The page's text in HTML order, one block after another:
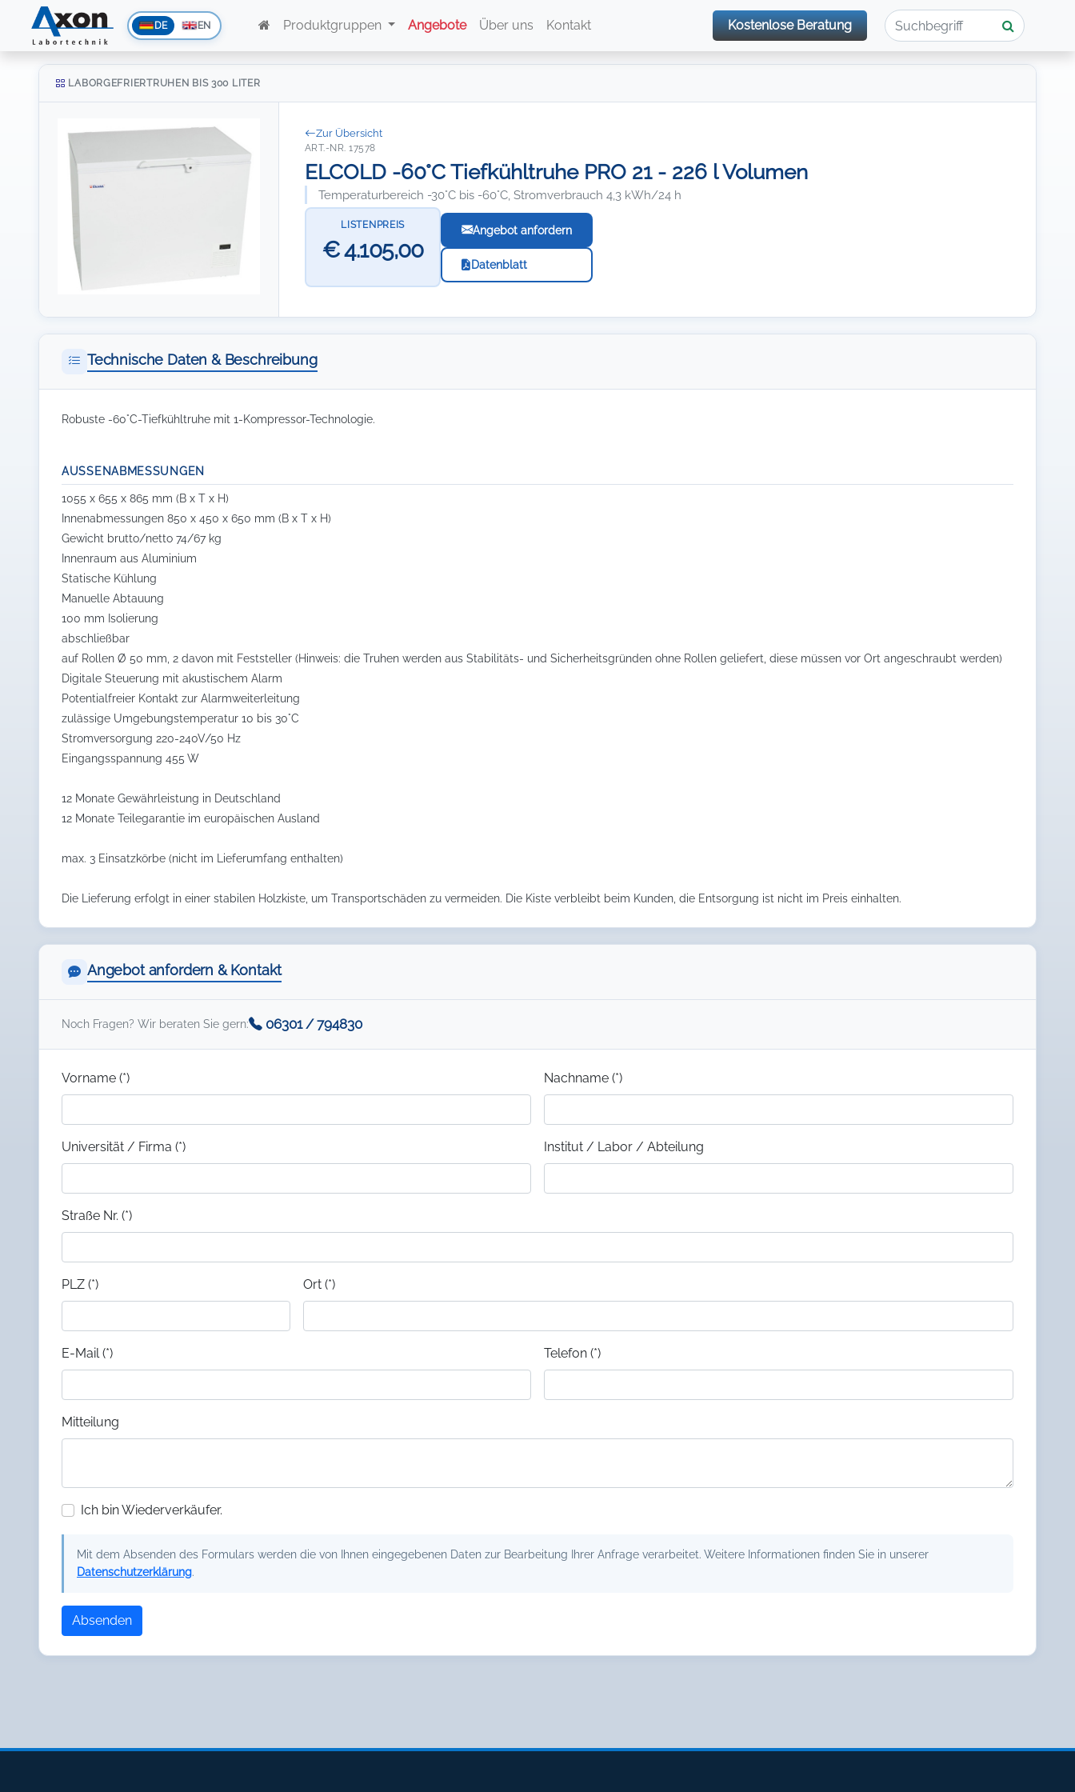
DE EN Produktgruppen Angebote Über uns Kontakt Kostenlose Beratung
LABORGEFRIERTRUHEN BIS 300 LITER
Zur Übersicht
ART.-NR. 17578
ELCOLD -60°C Tiefkühltruhe PRO 21 - 226 l Volumen
Temperaturbereich -30°C bis -60°C, Stromverbrauch 4,3 kWh/24 h
LISTENPREIS
€ 4.105,00
Angebot anfordern
Datenblatt
Technische Daten & Beschreibung
Robuste -60°C-Tiefkühltruhe mit 1-Kompressor-Technologie.
AUSSENABMESSUNGEN
1055 x 655 x 865 mm (B x T x H)
Innenabmessungen 850 x 450 x 650 mm (B x T x H)
Gewicht brutto/netto 74/67 kg
Innenraum aus Aluminium
Statische Kühlung
Manuelle Abtauung
100 mm Isolierung
abschließbar
auf Rollen Ø 50 mm, 2 davon mit Feststeller (Hinweis: die Truhen werden aus Stabilitäts- und Sicherheitsgründen ohne Rollen geliefert, diese müssen vor Ort angeschraubt werden)
Digitale Steuerung mit akustischem Alarm
Potentialfreier Kontakt zur Alarmweiterleitung
zulässige Umgebungstemperatur 10 bis 30°C
Stromversorgung 220-240V/50 Hz
Eingangsspannung 455 W
12 Monate Gewährleistung in Deutschland
12 Monate Teilegarantie im europäischen Ausland
max. 3 Einsatzkörbe (nicht im Lieferumfang enthalten)
Die Lieferung erfolgt in einer stabilen Holzkiste, um Transportschäden zu vermeiden. Die Kiste verbleibt beim Kunden, die Entsorgung ist nicht im Preis einhalten.
Angebot anfordern & Kontakt
Noch Fragen? Wir beraten Sie gern: 06301 / 794830
Vorname (*) Nachname (*)
Universität / Firma (*) Institut / Labor / Abteilung
Straße Nr. (*)
PLZ (*) Ort (*)
E-Mail (*) Telefon (*)
Mitteilung
Ich bin Wiederverkäufer.
Mit dem Absenden des Formulars werden die von Ihnen eingegebenen Daten zur Bearbeitung Ihrer Anfrage verarbeitet. Weitere Informationen finden Sie in unserer
Datenschutzerklärung.
Absenden